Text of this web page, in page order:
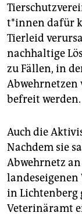
t*in­nen dafür
Tierleid
nachhaltige
zu Fällen, in
befreit werden.
Auch die
Nachdem sie
Abwehrnetz
landeseigenen
in Lichtenberg
Veterinäramt